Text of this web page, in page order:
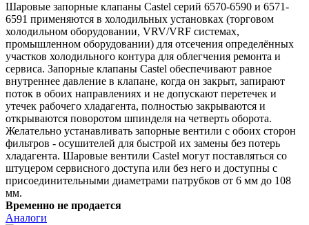
Шаровые запорные клапаны Castel серий 6570-6590 и 6571-
6591 применяются в холодильных установках (торговом
холодильном оборудовании, VRV/VRF системах,
промышленном оборудовании) для отсечения определённых
участков холодильного контура для облегчения ремонта и
сервиса. Запорные клапаны Castel обеспечивают равное
внутреннее давление в клапане, когда он закрыт, запирают
поток в обоих направлениях и не допускают перетечек и
утечек рабочего хладагента, полностью закрываются и
открываются поворотом шпинделя на четверть оборота.
Желательно устанавливать запорные вентили с обоих сторон
фильтров - осушителей для быстрой их замены без потерь
хладагента. Шаровые вентили Castel могут поставляться со
штуцером сервисного доступа или без него и доступны с
присоединительными диаметрами патрубков от 6 мм до 108
мм.
Временно не продается
Аналоги